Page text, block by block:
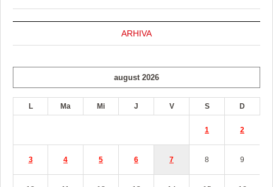
ARHIVA
august 2026
L Ma Mi J V S D
1 2
3 4 5 6 7 8 9